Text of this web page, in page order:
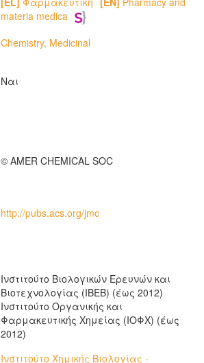
materia medica
Chemistry, Medicinal
Ναι
© AMER CHEMICAL SOC
http://pubs.acs.org/jmc
Ινστιτούτο Βιολογικών Ερευνών και
Βιοτεχνολογίας (ΙΒΕΒ) (έως 2012)
Ινστιτούτο Οργανικής και
Φαρμακευτικής Χημείας (ΙΟΦΧ) (έως
2012)
Ινστιτούτο Χημικής Βιολογίας -